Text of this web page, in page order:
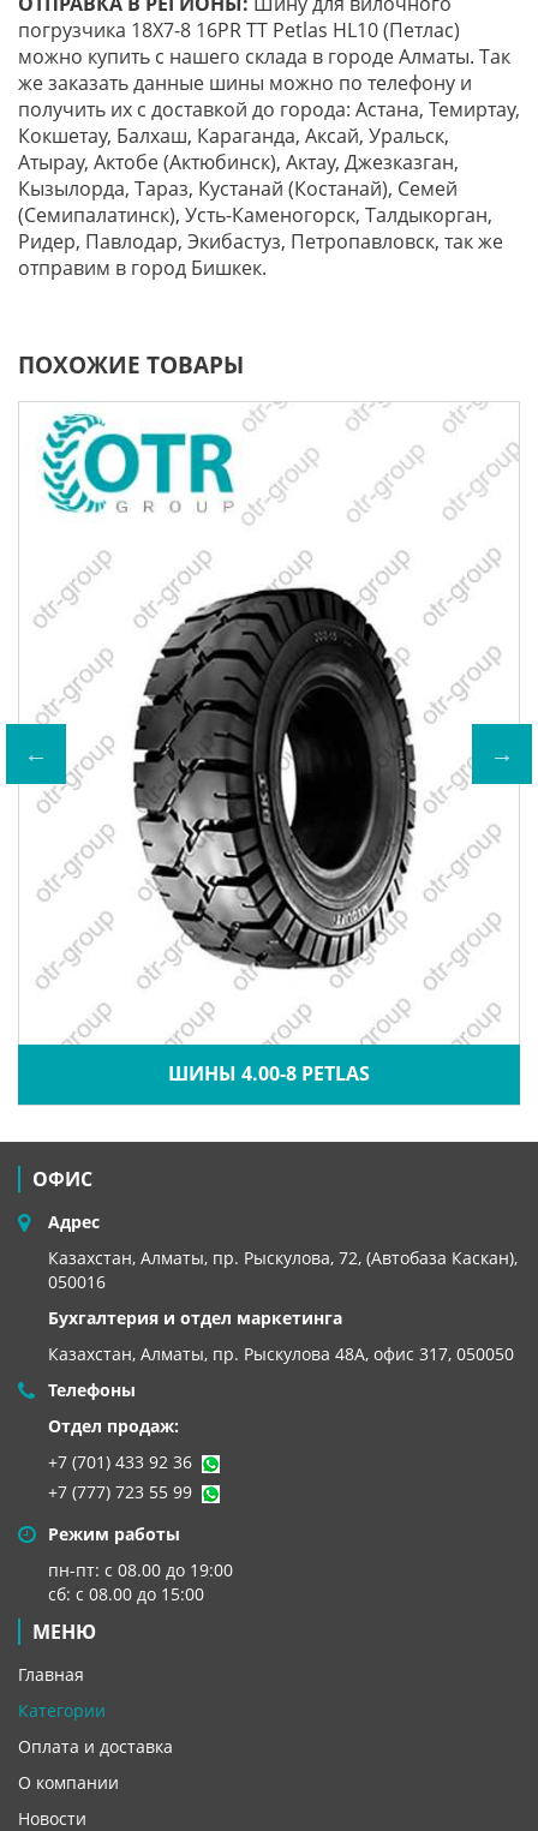
погрузчика 18X7-8 16PR TT Petlas HL10 (Петлас)
можно купить с нашего склада в городе Алматы. Так
же заказать данные шины можно по телефону и
получить их с доставкой до города: Астана, Темиртау,
Кокшетау, Балхаш, Караганда, Аксай, Уральск,
Атырау, Актобе (Актюбинск), Актау, Джезказган,
Кызылорда, Тараз, Кустанай (Костанай), Семей
(Семипалатинск), Усть-Каменогорск, Талдыкорган,
Ридер, Павлодар, Экибастуз, Петропавловск, так же
отправим в город Бишкек.
ПОХОЖИЕ ТОВАРЫ
ШИНЫ 4.00-8 PETLAS
ОФИС
Адрес
Казахстан, Алматы, пр. Рыскулова, 72, (Автобаза Каскан),
050016
Бухгалтерия и отдел маркетинга
Казахстан, Алматы, пр. Рыскулова 48А, офис 317, 050050
Телефоны
Отдел продаж:
+7 (701) 433 92 36
+7 (777) 723 55 99
Режим работы
пн-пт: с 08.00 до 19:00
сб: с 08.00 до 15:00
МЕНЮ
Главная
Категории
Оплата и доставка
О компании
Новости